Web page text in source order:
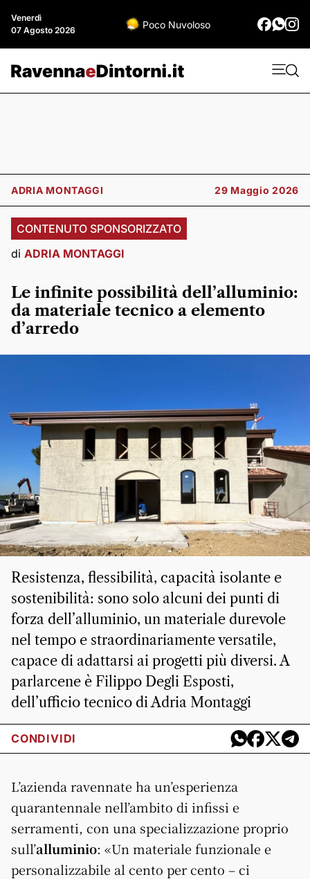
Venerdì
07 Agosto 2026
Poco Nuvoloso
ADRIA MONTAGGI 29 Maggio 2026
CONTENUTO SPONSORIZZATO
di ADRIA MONTAGGI
Le infinite possibilità dell’alluminio:
da materiale tecnico a elemento
d’arredo
Resistenza, flessibilità, capacità isolante e
sostenibilità: sono solo alcuni dei punti di
forza dell’alluminio, un materiale durevole
nel tempo e straordinariamente versatile,
capace di adattarsi ai progetti più diversi. A
parlarcene è Filippo Degli Esposti,
dell’ufficio tecnico di Adria Montaggi
CONDIVIDI
L’azienda ravennate ha un’esperienza
quarantennale nell’ambito di infissi e
serramenti, con una specializzazione proprio
sull’alluminio: «Un materiale funzionale e
personalizzabile al cento per cento – ci